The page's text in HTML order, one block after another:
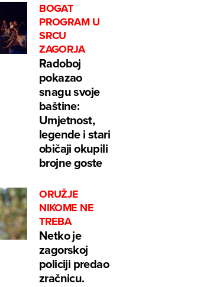
BOGAT
PROGRAM U
SRCU
ZAGORJA
Radoboj
pokazao
snagu svoje
baštine:
Umjetnost,
legende i stari
običaji okupili
brojne goste
ORUŽJE
NIKOME NE
TREBA
Netko je
zagorskoj
policiji predao
zračnicu.